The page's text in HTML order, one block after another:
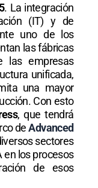
. La integración
(IT) y de
uno de los
las fábricas
las empresas
unificada,
una mayor
Con esto
, que tendrá
deAdvanced
sectores
en los procesos
de esos